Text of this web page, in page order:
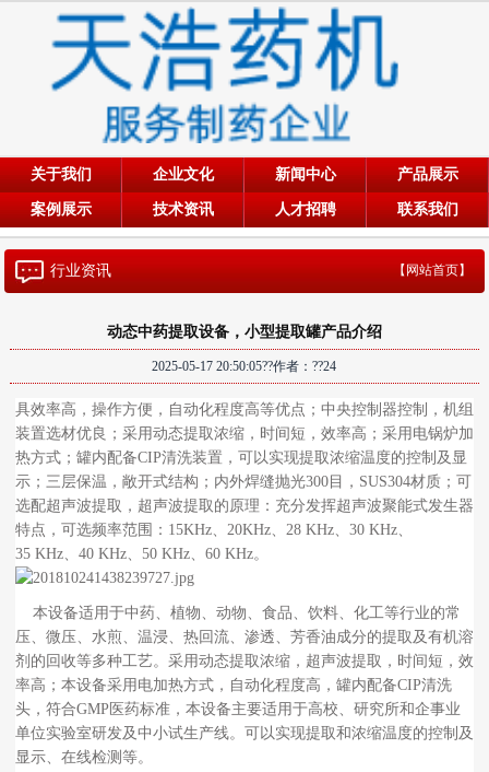
关于我们 企业文化 新闻中心 产品展示
案例展示 技术资讯 人才招聘 联系我们
行业资讯 【网站首页】
动态中药提取设备，小型提取罐产品介绍
2025-05-17 20:50:05??作者：??24
具效率高，操作方便，自动化程度高等优点；中央控制器控制，机组
装置选材优良；采用动态提取浓缩，时间短，效率高；采用电锅炉加
热方式；罐内配备CIP清洗装置，可以实现提取浓缩温度的控制及显
示；三层保温，敞开式结构；内外焊缝抛光300目，SUS304材质；可
选配超声波提取，超声波提取的原理：充分发挥超声波聚能式发生器
特点，可选频率范围：15KHz、20KHz、28 KHz、30 KHz、
35 KHz、40 KHz、50 KHz、60 KHz。
本设备适用于中药、植物、动物、食品、饮料、化工等行业的常
压、微压、水煎、温浸、热回流、渗透、芳香油成分的提取及有机溶
剂的回收等多种工艺。采用动态提取浓缩，超声波提取，时间短，效
率高；本设备采用电加热方式，自动化程度高，罐内配备CIP清洗
头，符合GMP医药标准，本设备主要适用于高校、研究所和企事业
单位实验室研发及中小试生产线。可以实现提取和浓缩温度的控制及
显示、在线检测等。